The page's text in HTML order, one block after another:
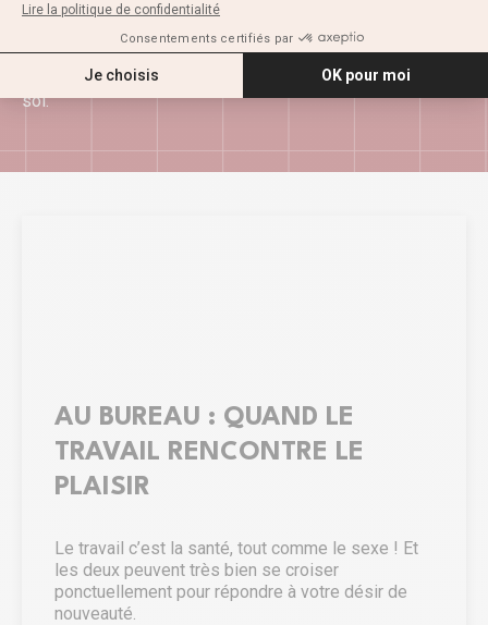
paysage surélevé et du plaisir charnel.
Il ne suffit parfois pas de grand-chose pour changer de
décor et apprécier un moment intime en dehors de chez
soi.
AU BUREAU : QUAND LE
TRAVAIL RENCONTRE LE
PLAISIR
Le travail c’est la santé, tout comme le sexe ! Et
les deux peuvent très bien se croiser
ponctuellement pour répondre à votre désir de
nouveauté.